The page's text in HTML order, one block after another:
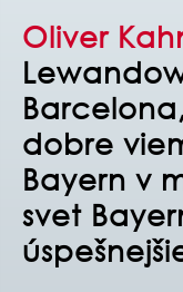
Oliver
dobre
Bayern v
svet